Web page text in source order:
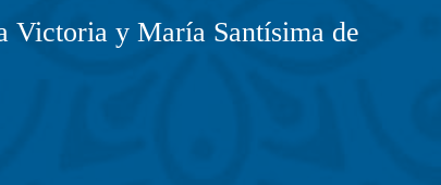
Victoria y María Santísima de